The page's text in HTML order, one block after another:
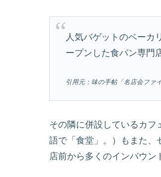
人気バゲットのベーカ
ープンした食パン専門
引用元：味の手帖「名店会ファ
その隣に併設しているカフ
語で「食堂」。）もまた、
店前から多くのインバウン